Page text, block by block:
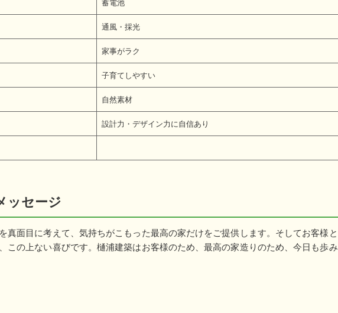
蓄電池
通風・採光
家事がラク
子育てしやすい
自然素材
設計力・デザイン力に自信あり
ッセージ
真面目に考えて、気持ちがこもった最高の家だけをご提供します。そしてお客様と
この上ない喜びです。樋浦建築はお客様のため、最高の家造りのため、今日も歩み